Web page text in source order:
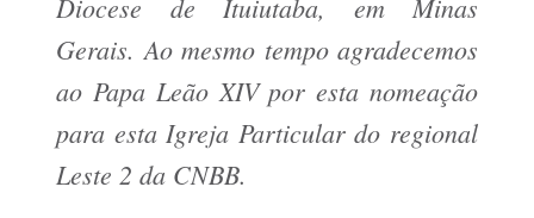
Gerais. Ao mesmo tempo agradecemos
ao Papa Leão XIV por esta nomeação
para esta Igreja Particular do regional
Leste 2 da CNBB.